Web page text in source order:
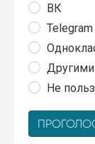
ВК
Telegram
Другими
Не